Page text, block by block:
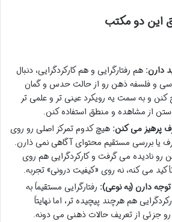
این دو مکتب
دارن: هم رفتارگرایی و هم کارکردگرایی، دنبال
و فلسفه ذهن رو از حالت حدس و گمان
کنن و به سمت یه رویکرد عینی تر و علمی تر
از مشاهده و منطق استفاده کنن.
پرهیز می کنن: هیچ کدوم تمرکز اصلی رو روی
یا بررسی مستقیم محتوای آگاهی نمی ذارن.
رو نادیده می گرفت و کارکردگرایی هم روی
می کنه، نه روی «کیفیت درونی» تجربه.
توجه دارن (به نوعی): رفتارگرایی مستقیماً به
هم هرچند پیچیده تر، اما نهایتاً
جزئی از تعریف حالات ذهنی می دونه.